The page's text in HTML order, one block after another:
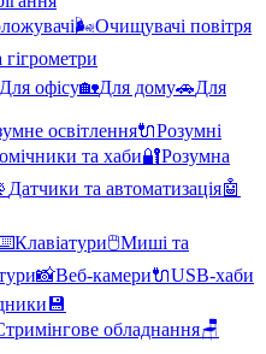
🌬️Очищувачі повітря
Для офісу🏡Для дому🚗Для
освітлення🔌Розумні
та хаби🔐Розумна
Датчики та автоматизація🤖
Клавіатури🖱️Миші та
📸Веб-камери🔌USB-хаби
💾
обладнання🪑